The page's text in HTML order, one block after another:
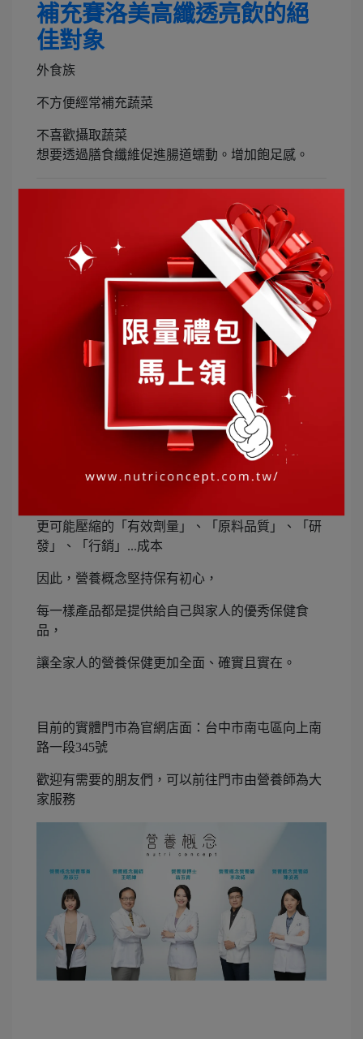
補充賽洛美高纖透亮飲的絕
佳對象
外食族
不方便經常補充蔬菜
不喜歡攝取蔬菜
想要透過膳食纖維促進腸道蠕動。增加飽足感。
賽洛美高纖透亮飲
：可累積會員點數、會員升級、會員生日
禮，好評再送購物金
《DCARD》：不限金額免運費，好評再送購物金
《LINE禮物》 ：自用、送禮皆方便
《Pinkoi》 ：經典、文創、新平台
：國民信賴線上藥局
Q:藥妝店、大賣場的實體門市可以買到嗎？
市面上實體賣場上架費至少需要50%以上的售價，
更可能壓縮的「有效劑量」、「原料品質」、「研
發」、「行銷」...成本
因此，營養概念堅持保有初心，
每一樣產品都是提供給自己與家人的優秀保健食
品，
讓全家人的營養保健更加全面、確實且實在。
目前的實體門市為官網店面：台中市南屯區向上南
路一段345號
歡迎有需要的朋友們，可以前往門市由營養師為大
家服務